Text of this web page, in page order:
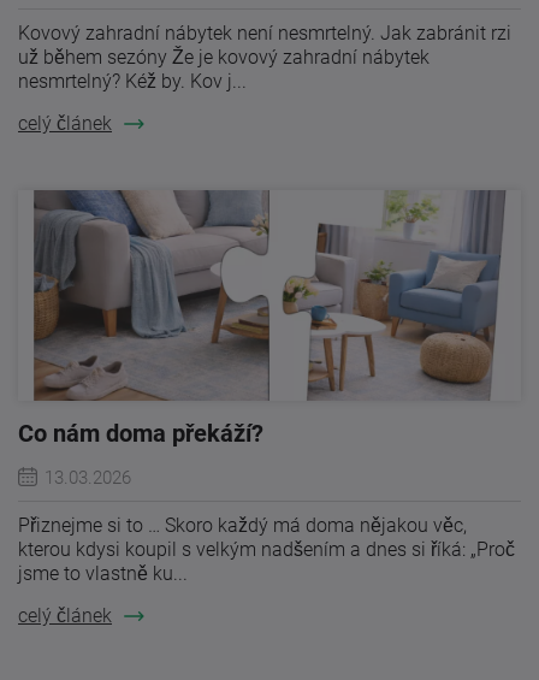
Kovový zahradní nábytek není nesmrtelný. Jak zabránit rzi
už během sezóny Že je kovový zahradní nábytek
nesmrtelný? Kéž by. Kov j...
celý článek
Co nám doma překáží?
13.03.2026
Přiznejme si to … Skoro každý má doma nějakou věc,
kterou kdysi koupil s velkým nadšením a dnes si říká: „Proč
jsme to vlastně ku...
celý článek